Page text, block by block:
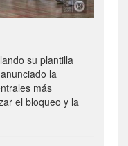
su plantilla
la
más
el bloqueo y la